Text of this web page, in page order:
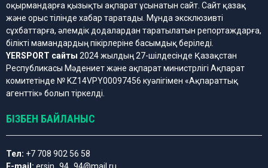
оқырмандарға қызықты ақпарат ұсынатын сайт. Сайт қазақ
және орыс тілінде хабар таратады. Мұнда эксклюзивті
сұхбаттарға, әлемдік додалардан таратылатын репортаждарға,
білікті мамандардың пікірлеріне басымдық беріледі.
YERSPORT сайты 2024 жылдың 27-шілдесінде Қазақстан
Республикасы Мәдениет және ақпарат министрлігі Ақпарат
комитетінде № KZ14VPY00097456 куәлігімен «Ақпараттық
агенттік» болып тіркелді.
БІЗБЕН БАЙЛАНЫС
Тел: +7 708 902 56 58